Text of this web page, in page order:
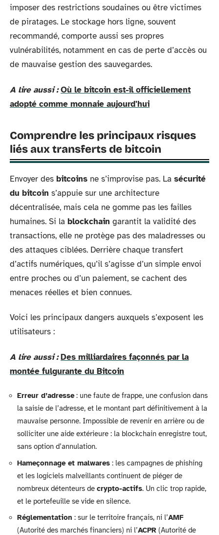
imposer des restrictions soudaines ou être victimes
de piratages. Le stockage hors ligne, souvent
recommandé, comporte aussi ses propres
vulnérabilités, notamment en cas de perte d’accès ou
de mauvaise gestion des sauvegardes.
A lire aussi : Où le bitcoin est-il officiellement
adopté comme monnaie aujourd'hui
Comprendre les principaux risques
liés aux transferts de bitcoin
Envoyer des bitcoins ne s’improvise pas. La sécurité
du bitcoin s’appuie sur une architecture
décentralisée, mais cela ne gomme pas les failles
humaines. Si la blockchain garantit la validité des
transactions, elle ne protège pas des maladresses ou
des attaques ciblées. Derrière chaque transfert
d’actifs numériques, qu’il s’agisse d’un simple envoi
entre proches ou d’un paiement, se cachent des
menaces réelles et bien connues.
Voici les principaux dangers auxquels s’exposent les
utilisateurs :
A lire aussi : Des milliardaires façonnés par la
montée fulgurante du Bitcoin
Erreur d’adresse: une faute de frappe, une confusion dans
la saisie de l’adresse, et le montant part définitivement à la
mauvaise personne. Impossible de revenir en arrière ou de
solliciter une aide extérieure : la blockchain enregistre tout,
sans option d’annulation.
Hameçonnage et malwares : les campagnes de phishing
et les logiciels malveillants continuent de piéger de
nombreux détenteurs de crypto-actifs. Un clic trop rapide,
et le portefeuille se vide en silence.
Réglementation : sur le territoire français, ni l’AMF
(Autorité des marchés financiers) ni l’ACPR (Autorité de